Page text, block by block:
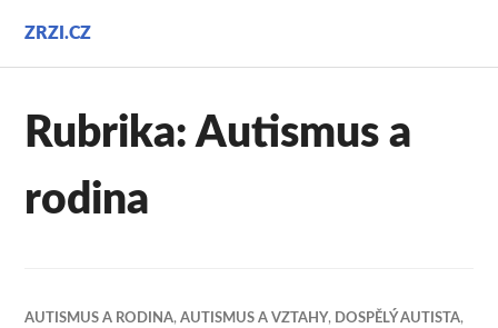
obsahu
ZRZI.CZ
Rubrika:Autismus a
rodina
AUTISMUS A RODINA,AUTISMUS A VZTAHY, DOSPĚLÝ AUTISTA,